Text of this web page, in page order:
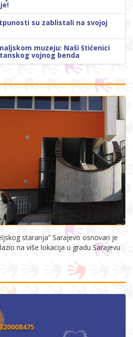
su zablistali na svojoj
muzeju: Naši štićenici
vojnog benda
staranja” Sarajevo osnovan je
na više lokacija u gradu Sarajevu